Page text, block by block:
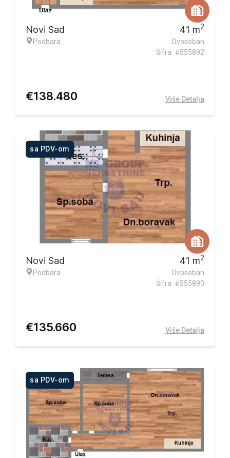
Novi Sad
Podbara
41 m2
Dvosoban
Šifra: #555892
€138.480 Više Detalja
sa PDV-om
Novi Sad
Podbara
41 m2
Dvosoban
Šifra: #555890
€135.660 Više Detalja
sa PDV-om